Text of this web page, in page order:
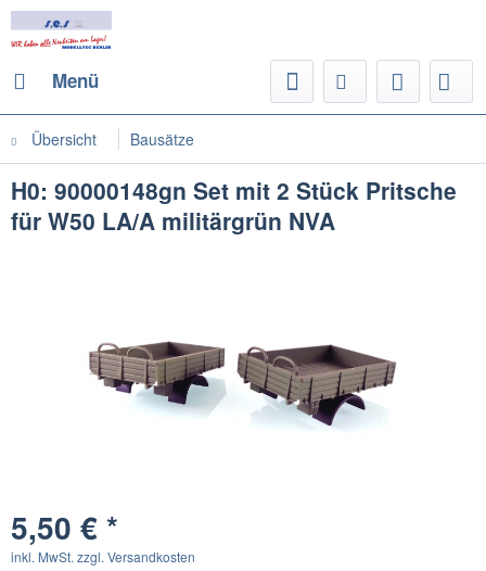
Menü
Übersicht Bausätze
H0: 90000148gn Set mit 2 Stück Pritsche
für W50 LA/A militärgrün NVA
5,50 € *
inkl. MwSt. zzgl. Versandkosten